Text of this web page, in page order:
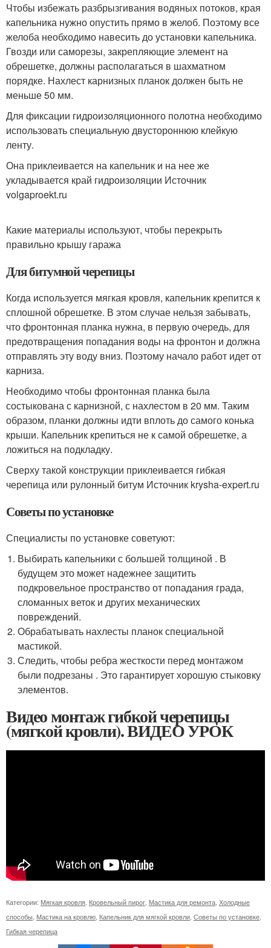
Чтобы избежать разбрызгивания водяных потоков, края
капельника нужно опустить прямо в желоб. Поэтому все
желоба необходимо навесить до установки капельника.
Гвозди или саморезы, закрепляющие элемент на
обрешетке, должны располагаться в шахматном
порядке. Нахлест карнизных планок должен быть не
меньше 50 мм.
Для фиксации гидроизоляционного полотна необходимо
использовать специальную двустороннюю клейкую
ленту.
Она приклеивается на капельник и на нее же
укладывается край гидроизоляции Источник
volgaproekt.ru
Какие материалы используют, чтобы перекрыть
правильно крышу гаража
Для битумной черепицы
Когда используется мягкая кровля, капельник крепится к
сплошной обрешетке. В этом случае нельзя забывать,
что фронтонная планка нужна, в первую очередь, для
предотвращения попадания воды на фронтон и должна
отправлять эту воду вниз. Поэтому начало работ идет от
карниза.
Необходимо чтобы фронтонная планка была
состыкована с карнизной, с нахлестом в 20 мм. Таким
образом, планки должны идти вплоть до самого конька
крыши. Капельник крепиться не к самой обрешетке, а
ложиться на подкладку.
Сверху такой конструкции приклеивается гибкая
черепица или рулонный битум Источник krysha-expert.ru
Советы по установке
Специалисты по установке советуют:
Выбирать капельники с большей толщиной . В
будущем это может надежнее защитить
подкровельное пространство от попадания града,
сломанных веток и других механических
повреждений.
Обрабатывать нахлесты планок специальной
мастикой.
Следить, чтобы ребра жесткости перед монтажом
были подрезаны . Это гарантирует хорошую стыковку
элементов.
Видео монтаж гибкой черепицы
(мягкой кровли). ВИДЕО УРОК
Категории: Мягкая кровля Кровельный пирог Мастика для ремонта Холодные
способы Мастика на кровлю Капельник для мягкой кровли Советы по установке
Гибкая черепица